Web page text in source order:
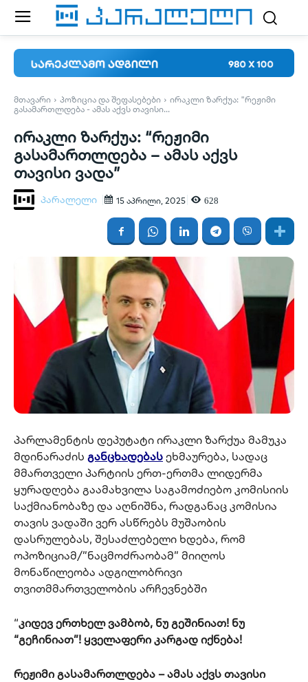
ᲛᲗᲐᲕᲐᲠᲘ ᲞᲝᲖᲘᲪᲘᲐ ᲓᲐ ᲨᲔᲤᲐᲡᲔᲑᲔᲑᲘ
ᲘᲠᲐᲙᲚᲘ ᲖᲐᲠᲥᲣᲐ: "ᲠᲔᲟᲘᲛᲘ
ᲒᲐᲡᲐᲛᲐᲠᲗᲚᲓᲔᲑᲐ - ᲐᲛᲐᲡ ᲐᲥᲕᲡ ᲗᲐᲕᲘᲡᲘ...
ირაკლი ზარქუა: “რეჟიმი
გასამართლდება – ამას აქვს
თავისი ვადა”
პარალელი 15 აპრილი, 2025 628
პარლამენტის დეპუტატი ირაკლი ზარქუა მამუკა
მდინარაძის განცხადებას ეხმაურება, სადაც
მმართველი პარტიის ერთ-ერთმა ლიდერმა
ყურადღება გაამახვილა საგამოძიებო კომისიის
საქმიანობაზე და აღნიშნა, რადგანაც კომისია
თავის ვადაში ვერ ასწრებს მუშაობის
დასრულებას, შესაძლებელი ხდება, რომ
ოპოზიციამ/”ნაცმოძრაობამ” მიიღოს
მონაწილეობა ადგილობრივი
თვითმმართველობის არჩევნებში
“კიდევ ერთხელ ვამბობ, ნუ გეშინიათ! ნუ
“გეჩინიათ”! ყველაფერი კარგად იქნება!
რეჟიმი გასამართლდება – ამას აქვს თავისი